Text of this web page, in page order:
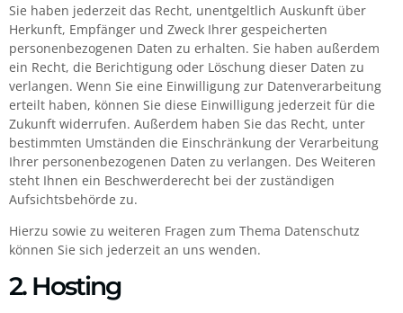
Sie haben jederzeit das Recht, unentgeltlich Auskunft über
Herkunft, Empfänger und Zweck Ihrer gespeicherten
personenbezogenen Daten zu erhalten. Sie haben außerdem
ein Recht, die Berichtigung oder Löschung dieser Daten zu
verlangen. Wenn Sie eine Einwilligung zur Datenverarbeitung
erteilt haben, können Sie diese Einwilligung jederzeit für die
Zukunft widerrufen. Außerdem haben Sie das Recht, unter
bestimmten Umständen die Einschränkung der Verarbeitung
Ihrer personenbezogenen Daten zu verlangen. Des Weiteren
steht Ihnen ein Beschwerderecht bei der zuständigen
Aufsichtsbehörde zu.
Hierzu sowie zu weiteren Fragen zum Thema Datenschutz
können Sie sich jederzeit an uns wenden.
2. Hosting